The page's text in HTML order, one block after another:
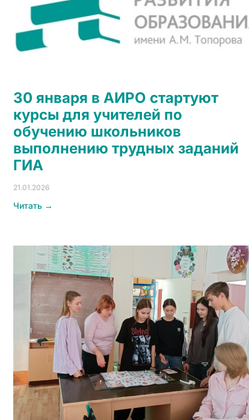
30 января в АИРО стартуют
курсы для учителей по
обучению школьников
выполнению трудных заданий
ГИА
21.01.2026
Читать →